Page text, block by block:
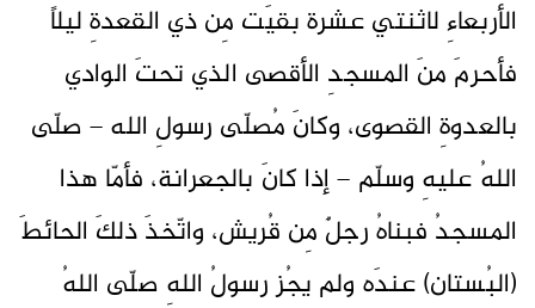
الأربعاءِ لاثنتي عشرة بقيَت مِن ذي القعدةِ ليلاً
فأحرمَ منَ المسجدِ الأقصى الذي تحتَ الوادي
بالعدوةِ القصوى، وكانَ مُصلّى رسولِ الله – صلّى
اللهُ عليهِ وسلّم – إذا كانَ بالجعرانة، فأمّا هذا
المسجدُ فبناهُ رجلٌ مِن قُريش، واتّخذَ ذلكَ الحائطَ
(البُستان) عندَه ولم يجُز رسولُ اللهِ صلّى اللهُ